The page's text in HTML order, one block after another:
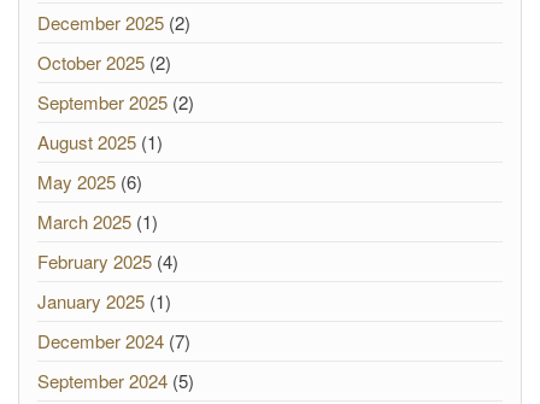
December 2025 (2)
October 2025 (2)
September 2025 (2)
August 2025 (1)
May 2025 (6)
March 2025 (1)
February 2025 (4)
January 2025 (1)
December 2024 (7)
September 2024 (5)